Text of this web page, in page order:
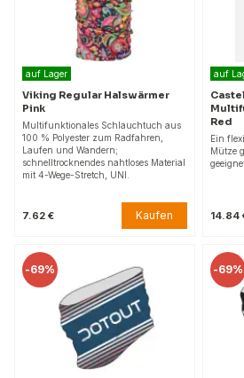
auf Lager
Viking Regular Halswärmer
Pink
Multifunktionales Schlauchtuch aus
100 % Polyester zum Radfahren,
Laufen und Wandern;
schnelltrocknendes nahtloses Material
mit 4-Wege-Stretch, UNI.
7.62 € Kaufen
auf
Red
Ein
Mütze
14.84
-69% -69%